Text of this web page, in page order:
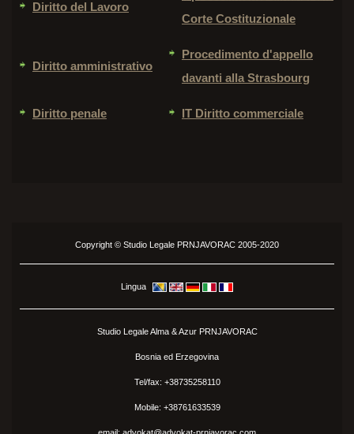
Diritto del Lavoro
Corte Costituzionale
Diritto amministrativo
Procedimento d'appello
davanti alla Strasbourg
Diritto penale IT Diritto commerciale
Copyright © Studio Legale PRNJAVORAC 2005-2020
Lingua
Studio Legale Alma &AzurPRNJAVORAC
Bosnia ed Erzegovina
Tel/fax: +38735258110
Mobile: +38761633539